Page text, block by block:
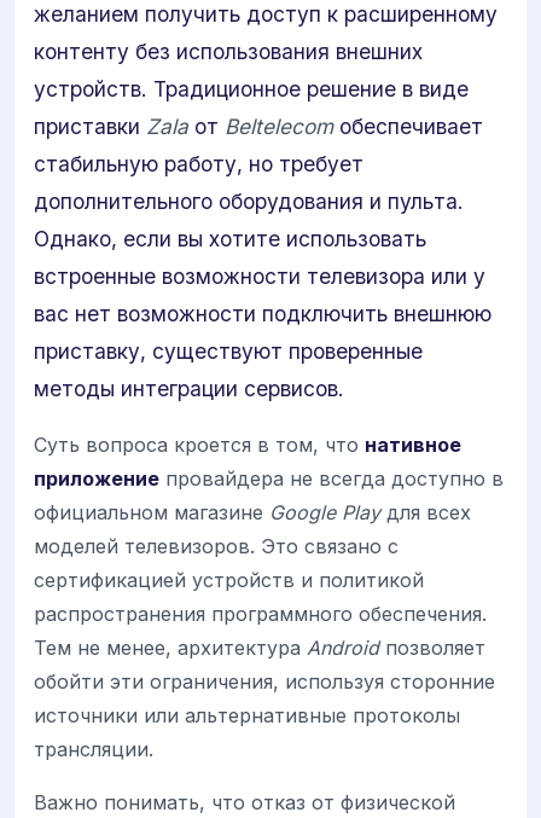
желанием получить доступ к расширенному
контенту без использования внешних
устройств. Традиционное решение в виде
приставки Zala от Beltelecomобеспечивает
стабильную работу, но требует
дополнительного оборудования и пульта.
Однако, если вы хотите использовать
встроенные возможности телевизора или у
вас нет возможности подключить внешнюю
приставку, существуют проверенные
методы интеграции сервисов.
Суть вопроса кроется в том, что нативное
приложение провайдера не всегда доступно в
официальном магазине Google Playдля всех
моделей телевизоров. Это связано с
сертификацией устройств и политикой
распространения программного обеспечения.
Тем не менее, архитектура Androidпозволяет
обойти эти ограничения, используя сторонние
источники или альтернативные протоколы
трансляции.
Важно понимать, что отказ от физической